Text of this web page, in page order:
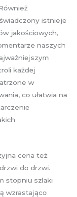
istnieje
jakościowych,
naszych
każdej
w
co ułatwia na
cena też
do drzwi.
stopniu szlaki
wzrastająco